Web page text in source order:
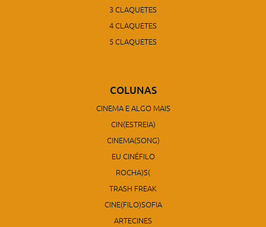
3 CLAQUETES
4 CLAQUETES
5 CLAQUETES
COLUNAS
CINEMA E ALGO MAIS
CIN(ESTREIA)
CINEMA(SONG)
EU CINÉFILO
ROCHA)S(
TRASH FREAK
CINE(FILO)SOFIA
ARTECINES